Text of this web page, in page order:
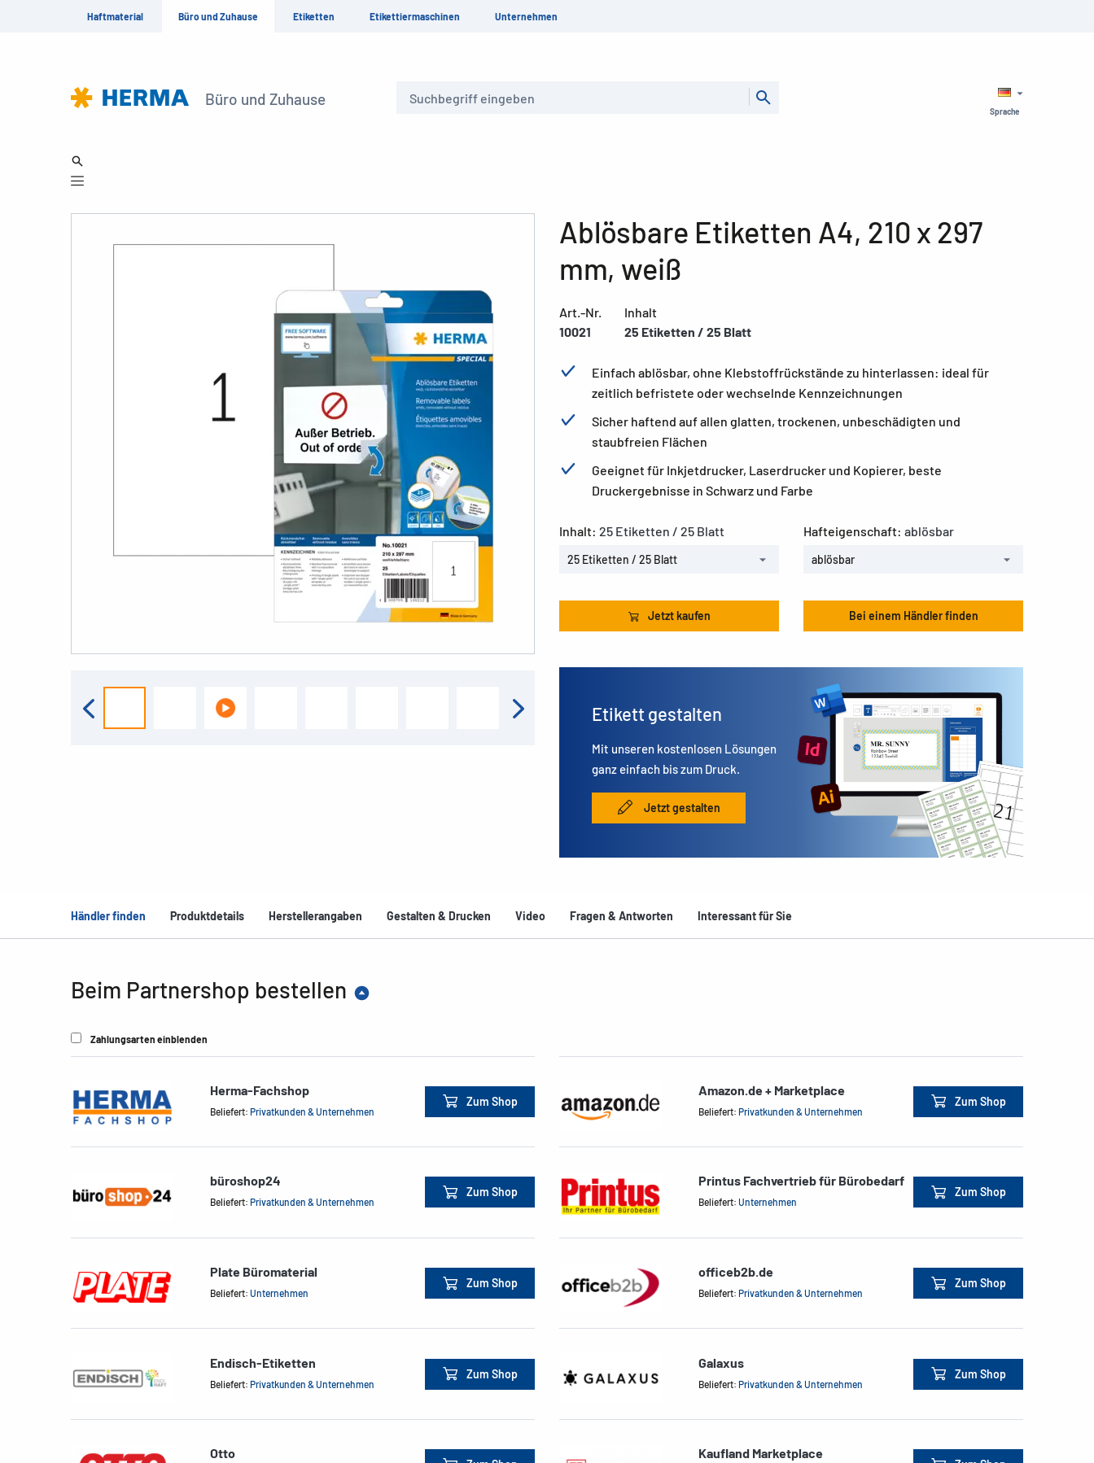
Haftmaterial Büro und Zuhause Etiketten Etikettiermaschinen Unternehmen
Büro und Zuhause
Sprache
Ablösbare Etiketten A4, 210 x 297
mm, weiß
Art.-Nr.
10021
Inhalt
25 Etiketten / 25 Blatt
Einfach ablösbar, ohne Klebstoffrückstände zu hinterlassen: ideal für
zeitlich befristete oder wechselnde Kennzeichnungen
Sicher haftend auf allen glatten, trockenen, unbeschädigten und
staubfreien Flächen
Geeignet für Inkjetdrucker, Laserdrucker und Kopierer, beste
Druckergebnisse in Schwarz und Farbe
Inhalt: 25 Etiketten / 25 Blatt
25 Etiketten / 25 Blatt
Hafteigenschaft: ablösbar
ablösbar
Jetzt kaufen Bei einem Händler finden
Etikett gestalten
Mit unseren kostenlosen Lösungen
ganz einfach bis zum Druck.
Jetzt gestalten
Händler finden Produktdetails Herstellerangaben Gestalten & Drucken Video Fragen & Antworten Interessant für Sie
Beim Partnershop bestellen
Zahlungsarten einblenden
Herma-Fachshop
Beliefert: Privatkunden & Unternehmen
Zum Shop
Amazon.de + Marketplace
Beliefert: Privatkunden & Unternehmen
Zum Shop
büroshop24
Beliefert: Privatkunden & Unternehmen
Zum Shop
Printus Fachvertrieb für Bürobedarf
Beliefert: Unternehmen
Zum Shop
Plate Büromaterial
Beliefert: Unternehmen
Zum Shop
officeb2b.de
Beliefert: Privatkunden & Unternehmen
Zum Shop
Endisch-Etiketten
Beliefert: Privatkunden & Unternehmen
Zum Shop
Galaxus
Beliefert: Privatkunden & Unternehmen
Zum Shop
Otto Kaufland Marketplace